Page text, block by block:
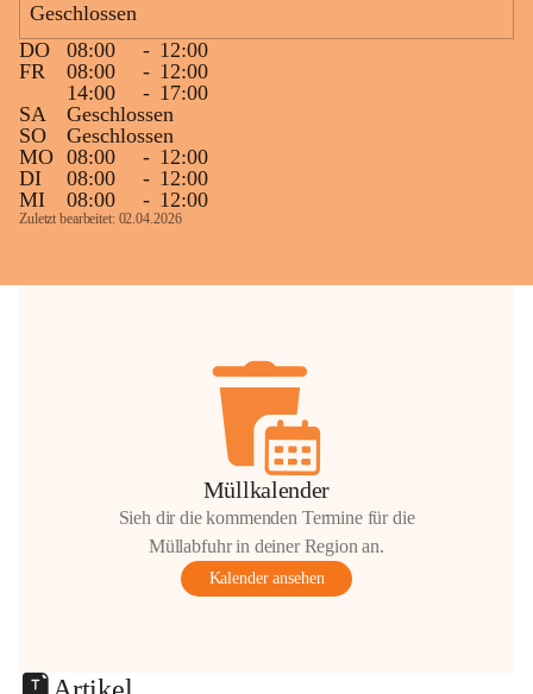
Geschlossen
DO
08:00 - 12:00
FR
08:00 - 12:00
14:00
- 17:00
SA
Geschlossen
SO
Geschlossen
MO 08:00 - 12:00
DI
08:00 - 12:00
MI
08:00 - 12:00
Zuletzt bearbeitet: 02.04.2026
Müllkalender
Sieh dir die kommenden Termine für die
Müllabfuhr in deiner Region an.
Kalender ansehen